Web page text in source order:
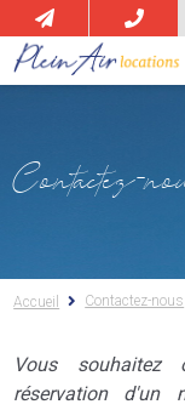
Contactez-
Accueil Contactez-nous
Vous souhaitez
réservation d'un